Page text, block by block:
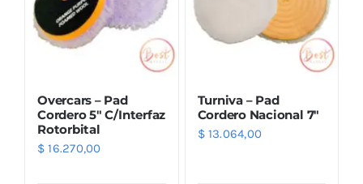
Overcars – Pad
Cordero 5″ C/Interfaz
Rotorbital
$ 16.270,00
Turniva – Pad
Cordero Nacional 7″
$13.064,00